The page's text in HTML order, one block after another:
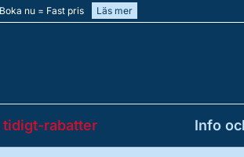
Boka nu = Fast pris Läs mer
tidigt-rabatter Info